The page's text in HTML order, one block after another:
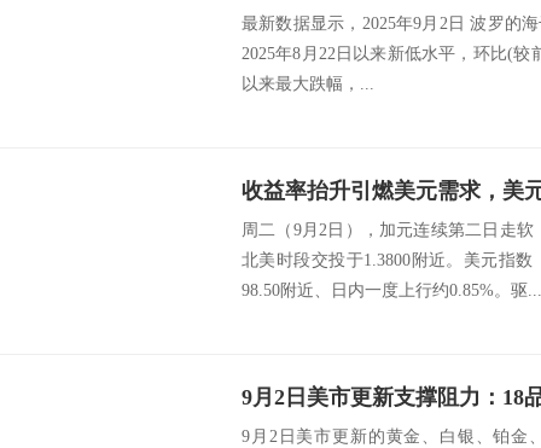
最新数据显示，2025年9月2日 波罗的
2025年8月22日以来新低水平，环比(较
以来最大跌幅，...
周二（9月2日），加元连续第二日走
北美时段交投于1.3800附近。美元指
98.50附近、日内一度上行约0.85%。驱...
9月2日美市更新的黄金、白银、铂金